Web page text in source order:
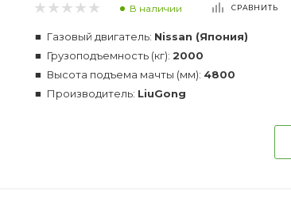
В наличии СРАВНИТЬ
Газовый двигатель: Nissan (Япония)
Грузоподъемность (кг): 2000
Высота подъема мачты (мм): 4800
Производитель: LiuGong